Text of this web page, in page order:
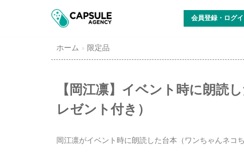
会員登録・ログ
ホーム » 限定品
【岡江凛】イベント時に朗読
レゼント付き）
岡江凛がイベント時に朗読した台本（ワンちゃんネコ